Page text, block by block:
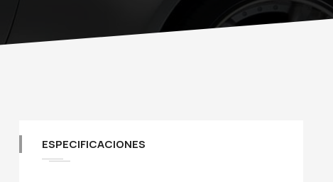
ESPECIFICACIONES